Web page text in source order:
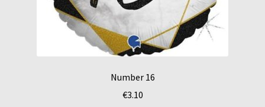
Number 16
€3.10